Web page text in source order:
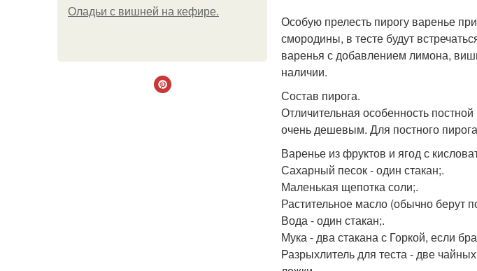
Оладьи с вишней на кефире.
Особую прелесть пирогу варенье
смородины, в тесте будут
варенья с добавлением лимона,
наличии.
Состав пирога.
Отличительная особенность
очень дешевым. Для постного
Варенье из фруктов и ягод с
Сахарный песок - один стакан;.
Маленькая щепотка соли;.
Растительное масло (обычно берут
Вода - один стакан;.
Мука - два стакана с Горкой, если
Разрыхлитель для теста - две